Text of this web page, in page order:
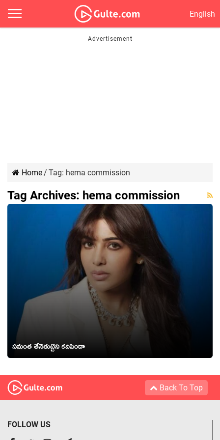
English
Home/ Tag: hema commission
Tag Archives: hema commission
సమంత తేనెతుట్టెని కదిపిందా
Back To Top
FOLLOW US